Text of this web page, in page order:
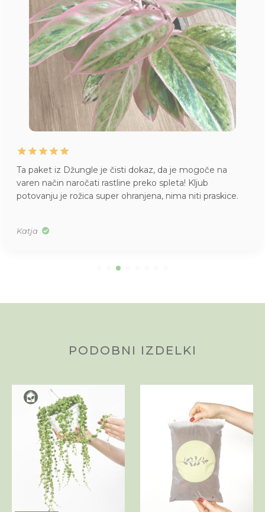
Juhej, danes je prispela pošiljka iz Džungle
. Kako
skrbno zaščitene rože, kako lepi primerki, kakšen vonj po
citrusih (moja nova orhideja) … draga Džungla, pridobili
Alenka
PODOBNI IZDELKI